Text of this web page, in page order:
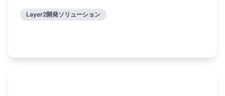
Layer2開発ソリューション